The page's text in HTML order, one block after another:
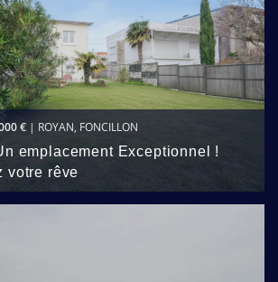
€ | ROYAN, FONCILLON
emplacement Exceptionnel !
votre rêve